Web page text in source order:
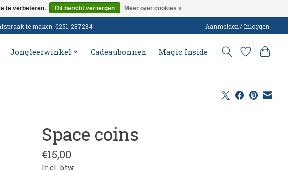
te maken. 0251-237284 Aanmelden / Inloggen
Jongleerwinkel Cadeaubonnen Magic Inside
Space coins
€15,00
Incl. btw
te verbeteren. Dit bericht verbergen Meer over cookies »